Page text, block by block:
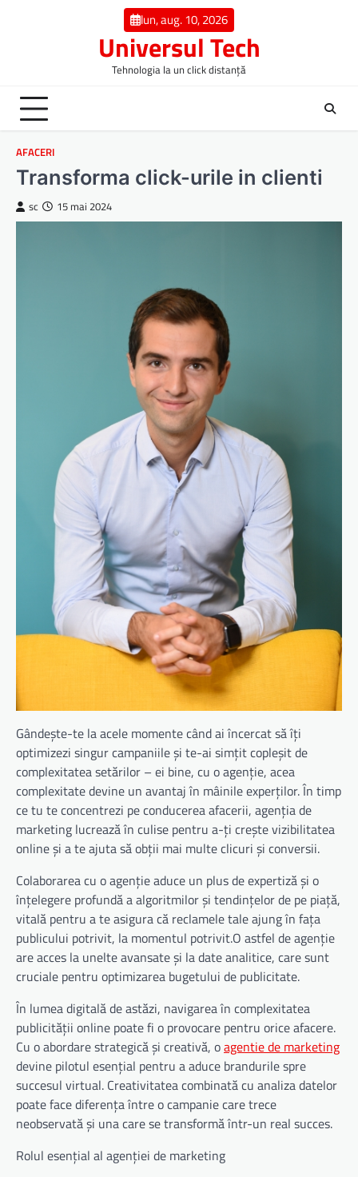
lun, aug. 10, 2026
Universul Tech
Tehnologia la un click distanță
AFACERI
Transforma click-urile in clienti
sc 15 mai 2024
Gândește-te la acele momente când ai încercat să îți
optimizezi singur campaniile și te-ai simțit copleșit de
complexitatea setărilor – ei bine, cu o agenție, acea
complexitate devine un avantaj în mâinile experților. În timp
ce tu te concentrezi pe conducerea afacerii, agenția de
marketing lucrează în culise pentru a-ți crește vizibilitatea
online și a te ajuta să obții mai multe clicuri și conversii.
Colaborarea cu o agenție aduce un plus de expertiză și o
înțelegere profundă a algoritmilor și tendințelor de pe piață,
vitală pentru a te asigura că reclamele tale ajung în fața
publicului potrivit, la momentul potrivit.O astfel de agenție
are acces la unelte avansate și la date analitice, care sunt
cruciale pentru optimizarea bugetului de publicitate.
În lumea digitală de astăzi, navigarea în complexitatea
publicității online poate fi o provocare pentru orice afacere.
Cu o abordare strategică și creativă, oagentie de marketing
devine pilotul esențial pentru a aduce brandurile spre
succesul virtual. Creativitatea combinată cu analiza datelor
poate face diferența între o campanie care trece
neobservată și una care se transformă într-un real succes.
Rolul esențial al agenției de marketing